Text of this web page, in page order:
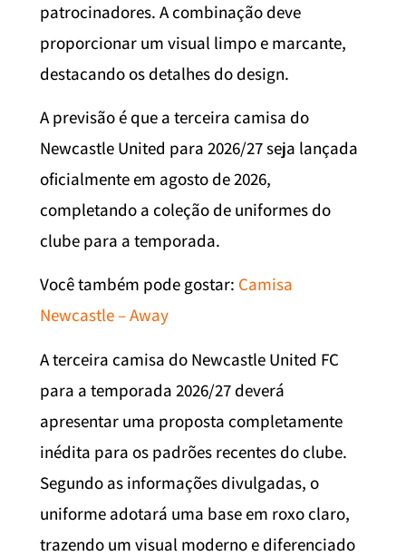
patrocinadores. A combinação deve
proporcionar um visual limpo e marcante,
destacando os detalhes do design.
A previsão é que a terceira camisa do
Newcastle United para 2026/27 seja lançada
oficialmente em agosto de 2026,
completando a coleção de uniformes do
clube para a temporada.
Você também pode gostar: Camisa
Newcastle – Away
A terceira camisa do Newcastle United FC
para a temporada 2026/27 deverá
apresentar uma proposta completamente
inédita para os padrões recentes do clube.
Segundo as informações divulgadas, o
uniforme adotará uma base em roxo claro,
trazendo um visual moderno e diferenciado